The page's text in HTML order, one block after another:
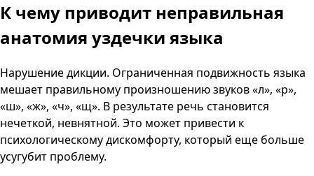
К чему приводит неправильная
анатомия уздечки языка
Нарушение дикции. Ограниченная подвижность языка
мешает правильному произношению звуков «л», «р»,
«ш», «ж», «ч», «щ». В результате речь становится
нечеткой, невнятной. Это может привести к
психологическому дискомфорту, который еще больше
усугубит проблему.